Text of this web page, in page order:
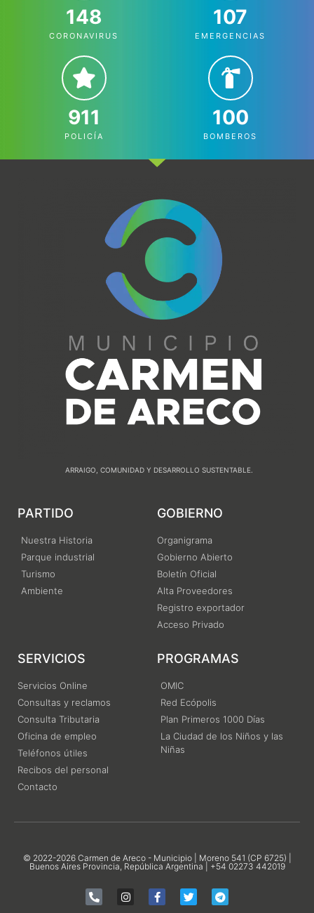
148
CORONAVIRUS
107
EMERGENCIAS
911
POLICÍA
100
BOMBEROS
ARRAIGO, COMUNIDAD Y DESARROLLO SUSTENTABLE.
PARTIDO
Nuestra Historia
Parque industrial
Turismo
Ambiente
GOBIERNO
Organigrama
Gobierno Abierto
Boletín Oficial
Alta Proveedores
Registro exportador
Acceso Privado
SERVICIOS
Servicios Online
Consultas y reclamos
Consulta Tributaria
Oficina de empleo
Teléfonos útiles
Recibos del personal
Contacto
PROGRAMAS
OMIC
Red Ecópolis
Plan Primeros 1000 Días
La Ciudad de los Niños y las
Niñas
© 2022-2026 Carmen de Areco - Municipio | Moreno 541 (CP 6725) |
Buenos Aires Provincia, República Argentina | +54 02273 442019